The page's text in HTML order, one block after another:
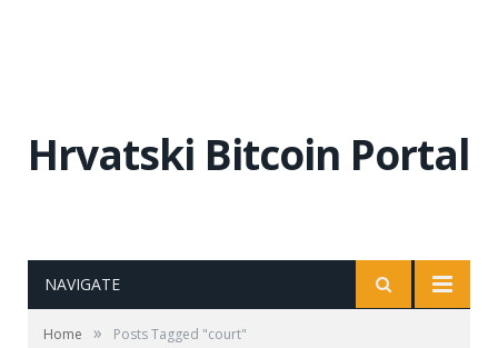
Hrvatski Bitcoin Portal
NAVIGATE
Home » Posts Tagged "court"